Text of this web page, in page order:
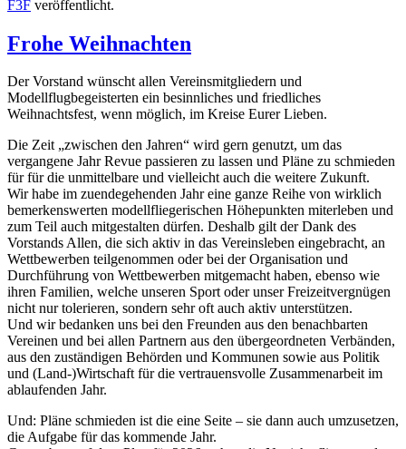
F3F veröffentlicht.
Frohe Weihnachten
Der Vorstand wünscht allen Vereinsmitgliedern und
Modellflugbegeisterten ein besinnliches und friedliches
Weihnachtsfest, wenn möglich, im Kreise Eurer Lieben.
Die Zeit „zwischen den Jahren“ wird gern genutzt, um das
vergangene Jahr Revue passieren zu lassen und Pläne zu schmieden
für für die unmittelbare und vielleicht auch die weitere Zukunft.
Wir habe im zuendegehenden Jahr eine ganze Reihe von wirklich
bemerkenswerten modellfliegerischen Höhepunkten miterleben und
zum Teil auch mitgestalten dürfen. Deshalb gilt der Dank des
Vorstands Allen, die sich aktiv in das Vereinsleben eingebracht, an
Wettbewerben teilgenommen oder bei der Organisation und
Durchführung von Wettbewerben mitgemacht haben, ebenso wie
ihren Familien, welche unseren Sport oder unser Freizeitvergnügen
nicht nur tolerieren, sondern sehr oft auch aktiv unterstützen.
Und wir bedanken uns bei den Freunden aus den benachbarten
Vereinen und bei allen Partnern aus den übergeordneten Verbänden,
aus den zuständigen Behörden und Kommunen sowie aus Politik
und (Land-)Wirtschaft für die vertrauensvolle Zusammenarbeit im
ablaufenden Jahr.
Und: Pläne schmieden ist die eine Seite – sie dann auch umzusetzen,
die Aufgabe für das kommende Jahr.